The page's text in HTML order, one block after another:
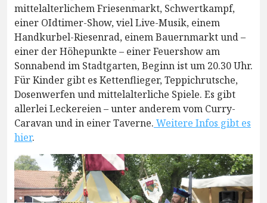
mittelalterlichem Friesenmarkt, Schwertkampf,
einer OIdtimer-Show, viel Live-Musik, einem
Handkurbel-Riesenrad, einem Bauernmarkt und –
einer der Höhepunkte – einer Feuershow am
Sonnabend im Stadtgarten, Beginn ist um 20.30 Uhr.
Für Kinder gibt es Kettenflieger, Teppichrutsche,
Dosenwerfen und mittelalterliche Spiele. Es gibt
allerlei Leckereien – unter anderem vom Curry-
Caravan und in einer Taverne. Weitere Infos gibt es
hier.